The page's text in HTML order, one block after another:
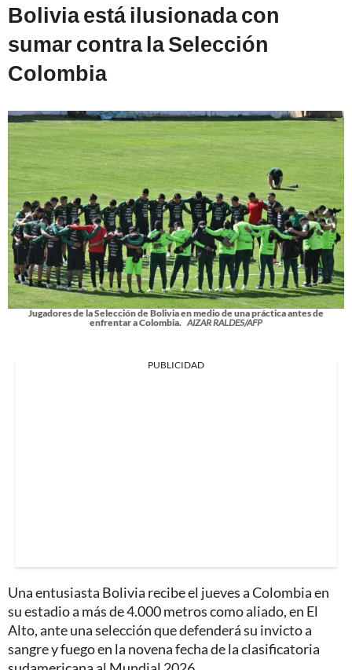
Bolivia está ilusionada con
sumar contra la Selección
Colombia
Jugadores de la Selección de Bolivia en medio de una práctica antes de
enfrentar a Colombia. AIZAR RALDES/AFP
PUBLICIDAD
Una entusiasta Bolivia recibe el jueves a Colombia en
su estadio a más de 4.000 metros como aliado, en El
Alto, ante una selección que defenderá su invicto a
sangre y fuego en la novena fecha de la clasificatoria